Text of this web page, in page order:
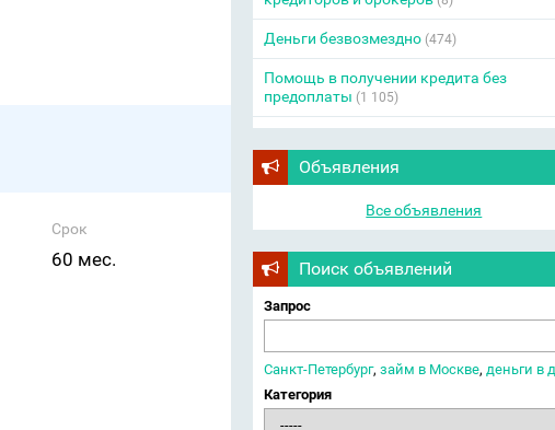
Срок
60 мес.
Деньги безвозмездно(474)
Помощь в получении кредита без
предоплаты (1 105)
Объявления
Все объявления
Поиск объявлений
Запрос
Санкт-Петербург, займ в Москве, деньги в
Категория